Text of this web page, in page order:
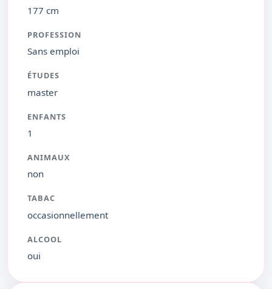
177 cm
PROFESSION
Sans emploi
ÉTUDES
master
ENFANTS
1
ANIMAUX
non
TABAC
occasionnellement
ALCOOL
oui